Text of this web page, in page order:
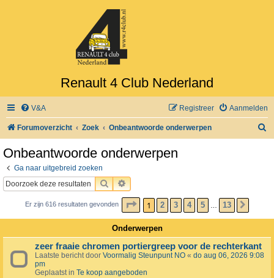
Renault 4 Club Nederland
V&A Aanmelden
Registreer
Forumoverzicht Zoek Onbeantwoorde onderwerpen
Onbeantwoorde onderwerpen
Ga naar uitgebreid zoeken
ZOEKUITGEBREID ZOEKEN
Er zijn 616 resultaten gevonden PAGINA VAN 13
1 2 3 4 5 13
Onderwerpen
zeer fraaie chromen portiergreep voor de rechterkant
Laatste bericht door Voormalig Steunpunt NO « do aug 06, 2026 9:08
pm
Geplaatst in Te koop aangeboden